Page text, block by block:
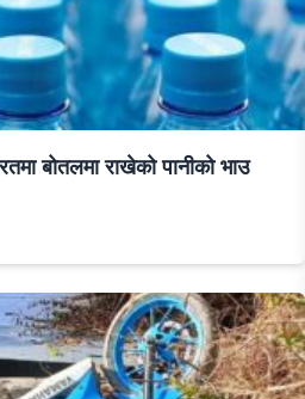
बोतलमा राखेको पानीको भाउ